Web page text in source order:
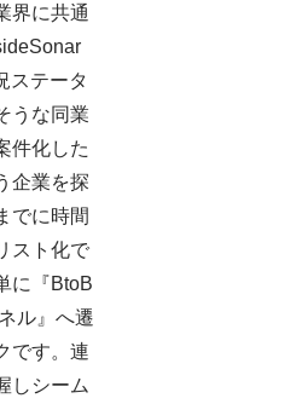
界に共通
ステータ
うな同業
件化した
企業を探
でに時間
スト化で
に『BtoB
ル』へ遷
です。連
しシーム